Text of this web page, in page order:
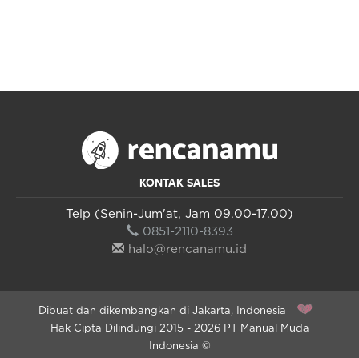
KONTAK SALES
Telp (Senin-Jum'at, Jam 09.00-17.00)
0851-2110-8393
halo@rencanamu.id
Dibuat dan dikembangkan di Jakarta, Indonesia
Hak Cipta Dilindungi 2015 - 2026 PT Manual Muda
Indonesia ©